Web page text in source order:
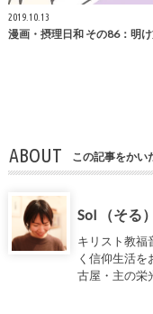
2019.10.13
漫画・摂理日和 その86：明
ABOUT この記事をかい
Sol （そる）
キリスト教福
く信仰生活
古屋・主の栄